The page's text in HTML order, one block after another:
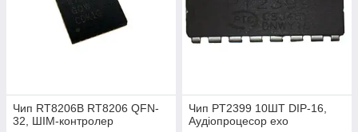
Чип RT8206B RT8206 QFN-
32, ШІМ-контролер
Чип PT2399 10ШТ DIP-16,
Аудіопроцесор ехо